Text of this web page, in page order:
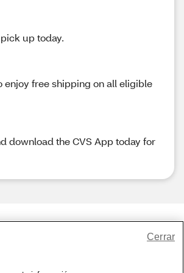
up today.
free shipping on all eligible
download the CVS App today for
Cerrar